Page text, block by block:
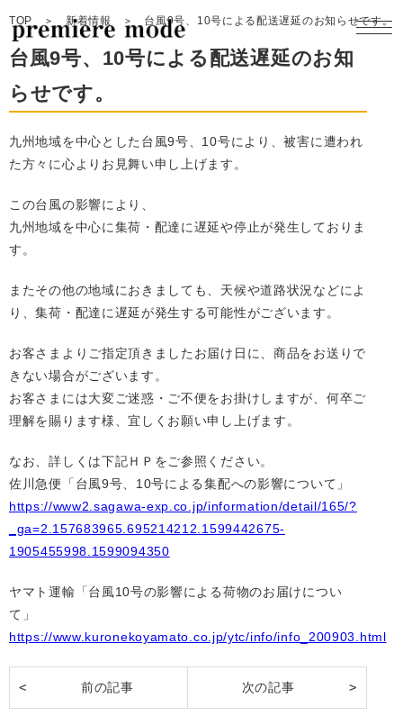
製品一覧
コンセプト
企業情報
お問合せ
TOP 新着情報 台風9号、10号による配送遅延のお知らせです。
台風9号、10号による配送遅延のお知
らせです。
九州地域を中心とした台風9号、10号により、被害に遭われ
た方々に心よりお見舞い申し上げます。
この台風の影響により、
九州地域を中心に集荷・配達に遅延や停止が発生しておりま
す。
またその他の地域におきましても、天候や道路状況などによ
り、集荷・配達に遅延が発生する可能性がございます。
お客さまよりご指定頂きましたお届け日に、商品をお送りで
きない場合がございます。
お客さまには大変ご迷惑・ご不便をお掛けしますが、何卒ご
理解を賜ります様、宜しくお願い申し上げます。
なお、詳しくは下記ＨＰをご参照ください。
佐川急便「台風9号、10号による集配への影響について」
https://www2.sagawa-exp.co.jp/information/detail/165/?
_ga=2.157683965.695214212.1599442675-
1905455998.1599094350
ヤマト運輸「台風10号の影響による荷物のお届けについ
て」
https://www.kuronekoyamato.co.jp/ytc/info/info_200903.html